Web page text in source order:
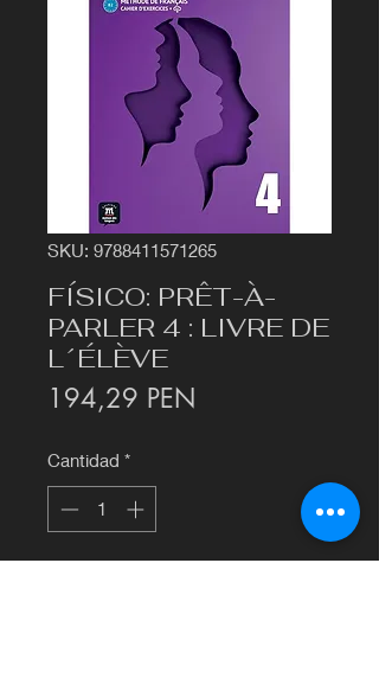
SKU: 9788411571265
FÍSICO: PRÊT-À-
PARLER 4 : LIVRE DE
L´ÉLÈVE
194,29 PEN
Cantidad *